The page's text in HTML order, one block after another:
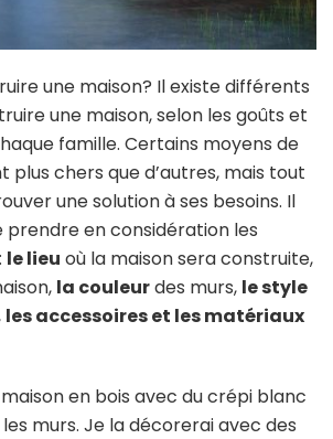
une maison? Il existe différents
une maison, selon les goûts et
famille. Certains moyens de
chers que d’autres, mais tout
une solution à ses besoins. Il
en considération les
le lieu où la maison sera construite,
la couleurdes murs, le style
les accessoires et les matériaux
en bois avec du crépi blanc
murs. Je la décorerai avec des